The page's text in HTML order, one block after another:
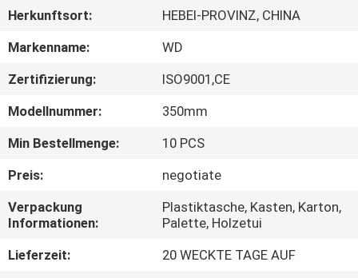
ÜBER
UNS
WERKSBESICHTIGUNG
QUALITÄTSKONTROLLE
KONTAKT
MIT
UNS
Herkunftsort:
HEBEI-PROVINZ, CHINA
Markenname:
WD
Zertifizierung:
ISO9001,CE
Modellnummer:
350mm
Min Bestellmenge:
10 PCS
Preis:
negotiate
Verpackung
Informationen:
Plastiktasche, Kasten, Karton,
Palette, Holzetui
Lieferzeit:
20 WECKTE TAGE AUF